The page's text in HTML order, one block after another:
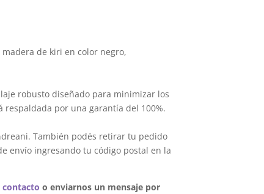
de kiri en color negro,
robusto diseñado para minimizar los
por una garantía del 100%.
También podés retirar tu pedido
envío ingresando tu código postal en la
o enviarnos un mensaje por